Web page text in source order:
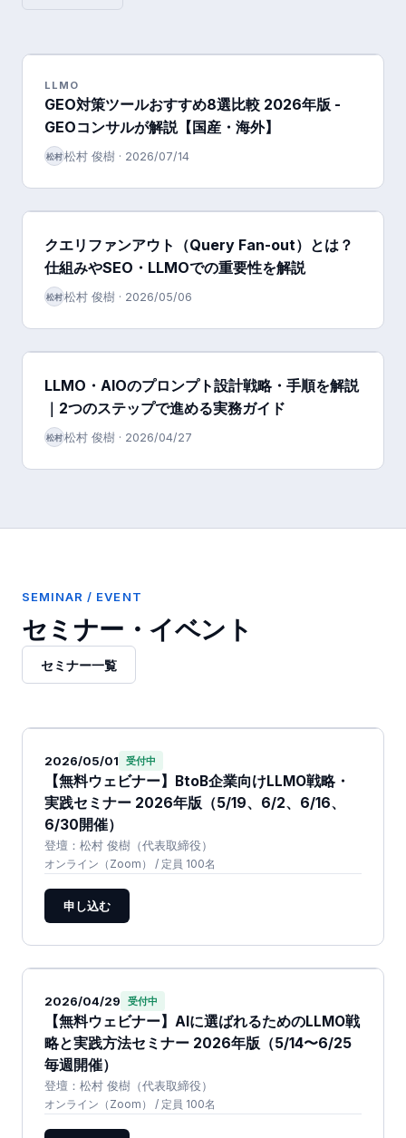
LLMO
GEO対策ツールおすすめ8選比較 2026年版 -
GEOコンサルが解説【国産・海外】
松村松村 俊樹 · 2026/07/14
クエリファンアウト（Query Fan-out）とは？
仕組みやSEO・LLMOでの重要性を解説
松村松村 俊樹 · 2026/05/06
LLMO・AIOのプロンプト設計戦略・手順を解説
｜2つのステップで進める実務ガイド
松村松村 俊樹 · 2026/04/27
SEMINAR / EVENT
セミナー・イベント
セミナー一覧
2026/05/01 受付中
【無料ウェビナー】BtoB企業向けLLMO戦略・
実践セミナー 2026年版（5/19、6/2、6/16、
6/30開催）
登壇： 松村 俊樹 （代表取締役）
オンライン（Zoom）
/ 定員 100名
申し込む
2026/04/29 受付中
【無料ウェビナー】AIに選ばれるためのLLMO戦
略と実践方法セミナー 2026年版（5/14〜6/25
毎週開催）
登壇： 松村 俊樹 （代表取締役）
オンライン（Zoom）
/ 定員 100名